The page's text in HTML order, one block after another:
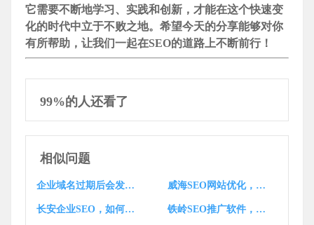
它需要不断地学习、实践和创新，才能在这个快速变
化的时代中立于不败之地。希望今天的分享能够对你
有所帮助，让我们一起在SEO的道路上不断前行！
99%的人还看了
相似问题
企业域名过期后会发生什么？这其中的风险你了解多少？ 威海SEO网站优化，如何成为企业腾飞的翅膀？广东SEO工具价格是多少？
长安企业SEO，如何借数字时代东风，打造品牌崛起新篇章？ 铁岭SEO推广软件，如何助您的企业一飞冲天？